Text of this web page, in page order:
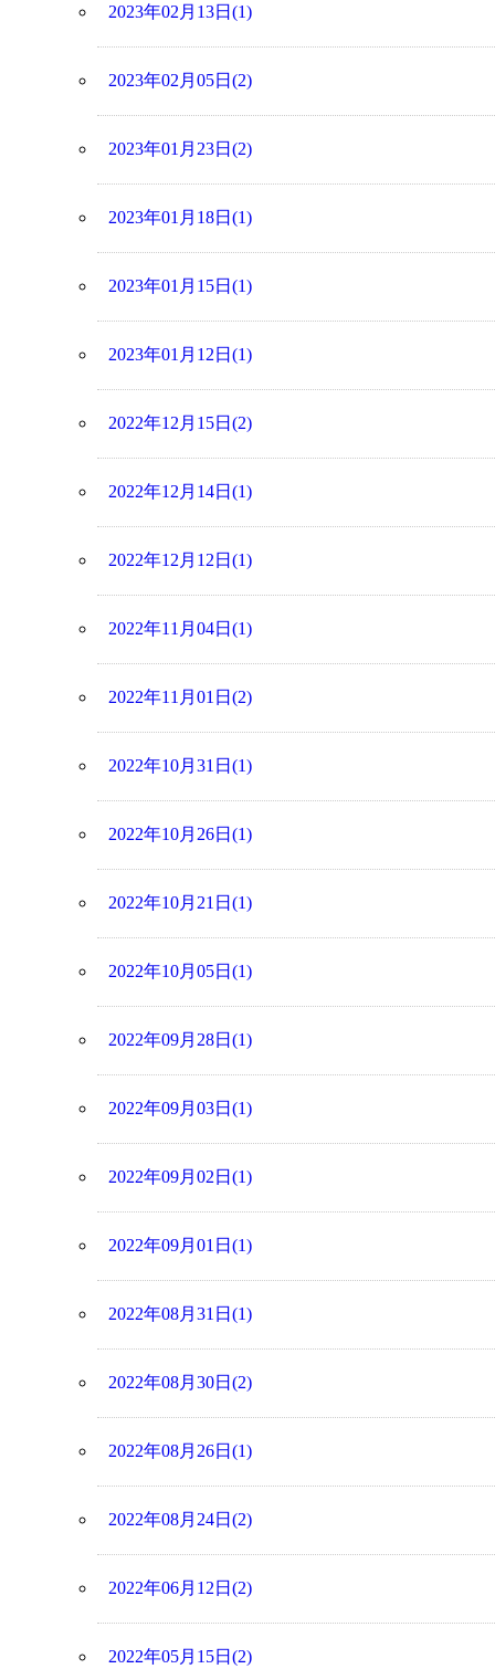
2023年02月13日(1)
2023年02月05日(2)
2023年01月23日(2)
2023年01月18日(1)
2023年01月15日(1)
2023年01月12日(1)
2022年12月15日(2)
2022年12月14日(1)
2022年12月12日(1)
2022年11月04日(1)
2022年11月01日(2)
2022年10月31日(1)
2022年10月26日(1)
2022年10月21日(1)
2022年10月05日(1)
2022年09月28日(1)
2022年09月03日(1)
2022年09月02日(1)
2022年09月01日(1)
2022年08月31日(1)
2022年08月30日(2)
2022年08月26日(1)
2022年08月24日(2)
2022年06月12日(2)
2022年05月15日(2)